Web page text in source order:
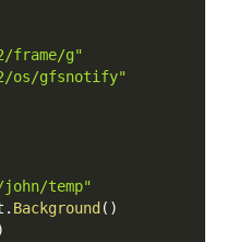
frame/g"
os/gfsnotify"
john/temp"
. Background ( )